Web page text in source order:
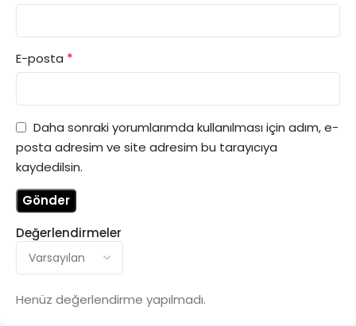
Değerlendirmeler
Henüz değerlendirme yapılmadı.
E-posta *
Daha sonraki yorumlarımda kullanılması için adım, e-
posta adresim ve site adresim bu tarayıcıya
kaydedilsin.